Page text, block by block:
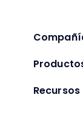
Recursos